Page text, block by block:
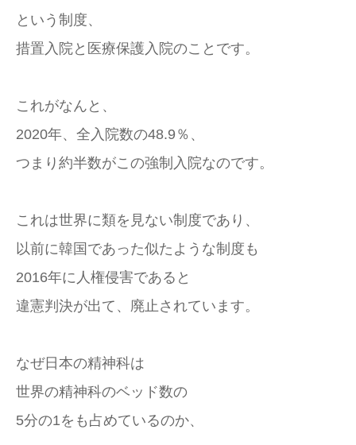
という制度、
措置入院と医療保護入院のことです。
これがなんと、
2020年、全入院数の48.9％、
つまり約半数がこの強制入院なのです。
これは世界に類を見ない制度であり、
以前に韓国であった似たような制度も
2016年に人権侵害であると
違憲判決が出て、廃止されています。
なぜ日本の精神科は
世界の精神科のベッド数の
5分の1をも占めているのか、